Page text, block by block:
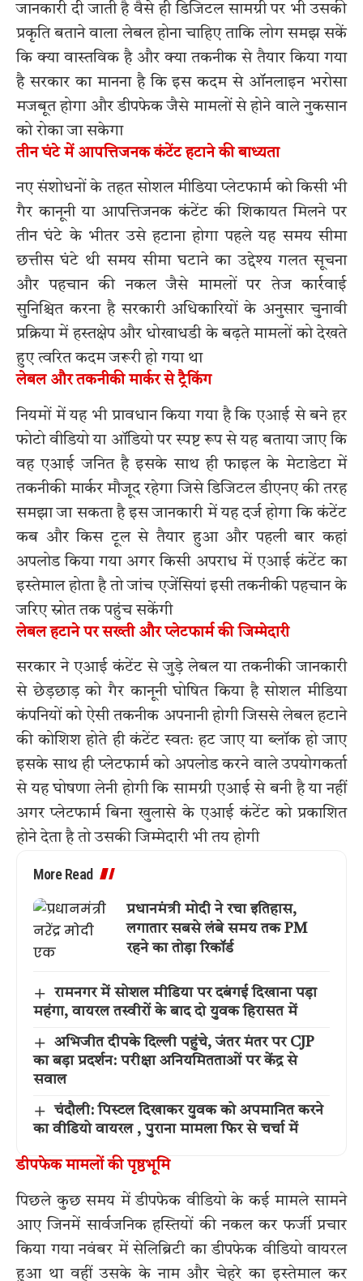
जानकारी दी जाती है वैसे ही डिजिटल सामग्री पर भी उसकी
प्रकृति बताने वाला लेबल होना चाहिए ताकि लोग समझ सकें
कि क्या वास्तविक है और क्या तकनीक से तैयार किया गया
है सरकार का मानना है कि इस कदम से ऑनलाइन भरोसा
मजबूत होगा और डीपफेक जैसे मामलों से होने वाले नुकसान
को रोका जा सकेगा
तीन घंटे में आपत्तिजनक कंटेंट हटाने की बाध्यता
नए संशोधनों के तहत सोशल मीडिया प्लेटफार्म को किसी भी
गैर कानूनी या आपत्तिजनक कंटेंट की शिकायत मिलने पर
तीन घंटे के भीतर उसे हटाना होगा पहले यह समय सीमा
छत्तीस घंटे थी समय सीमा घटाने का उद्देश्य गलत सूचना
और पहचान की नकल जैसे मामलों पर तेज कार्रवाई
सुनिश्चित करना है सरकारी अधिकारियों के अनुसार चुनावी
प्रक्रिया में हस्तक्षेप और धोखाधडी के बढ़ते मामलों को देखते
हुए त्वरित कदम जरूरी हो गया था
लेबल और तकनीकी मार्कर से ट्रैकिंग
नियमों में यह भी प्रावधान किया गया है कि एआई से बने हर
फोटो वीडियो या ऑडियो पर स्पष्ट रूप से यह बताया जाए कि
वह एआई जनित है इसके साथ ही फाइल के मेटाडेटा में
तकनीकी मार्कर मौजूद रहेगा जिसे डिजिटल डीएनए की तरह
समझा जा सकता है इस जानकारी में यह दर्ज होगा कि कंटेंट
कब और किस टूल से तैयार हुआ और पहली बार कहां
अपलोड किया गया अगर किसी अपराध में एआई कंटेंट का
इस्तेमाल होता है तो जांच एजेंसियां इसी तकनीकी पहचान के
जरिए स्रोत तक पहुंच सकेंगी
लेबल हटाने पर सख्ती और प्लेटफार्म की जिम्मेदारी
सरकार ने एआई कंटेंट से जुड़े लेबल या तकनीकी जानकारी
से छेड़छाड़ को गैर कानूनी घोषित किया है सोशल मीडिया
कंपनियों को ऐसी तकनीक अपनानी होगी जिससे लेबल हटाने
की कोशिश होते ही कंटेंट स्वतः हट जाए या ब्लॉक हो जाए
इसके साथ ही प्लेटफार्म को अपलोड करने वाले उपयोगकर्ता
से यह घोषणा लेनी होगी कि सामग्री एआई से बनी है या नहीं
अगर प्लेटफार्म बिना खुलासे के एआई कंटेंट को प्रकाशित
होने देता है तो उसकी जिम्मेदारी भी तय होगी
More Read
प्रधानमंत्री मोदी ने रचा इतिहास,
लगातार सबसे लंबे समय तक PM
रहने का तोड़ा रिकॉर्ड
रामनगर में सोशल मीडिया पर दबंगई दिखाना पड़ा
महंगा, वायरल तस्वीरों के बाद दो युवक हिरासत में
अभिजीत दीपके दिल्ली पहुंचे, जंतर मंतर पर CJP
का बड़ा प्रदर्शन: परीक्षा अनियमितताओं पर केंद्र से
सवाल
चंदौली: पिस्टल दिखाकर युवक को अपमानित करने
का वीडियो वायरल , पुराना मामला फिर से चर्चा में
डीपफेक मामलों की पृष्ठभूमि
पिछले कुछ समय में डीपफेक वीडियो के कई मामले सामने
आए जिनमें सार्वजनिक हस्तियों की नकल कर फर्जी प्रचार
किया गया नवंबर में सेलिब्रिटी का डीपफेक वीडियो वायरल
हुआ था वहीं उसके के नाम और चेहरे का इस्तेमाल कर